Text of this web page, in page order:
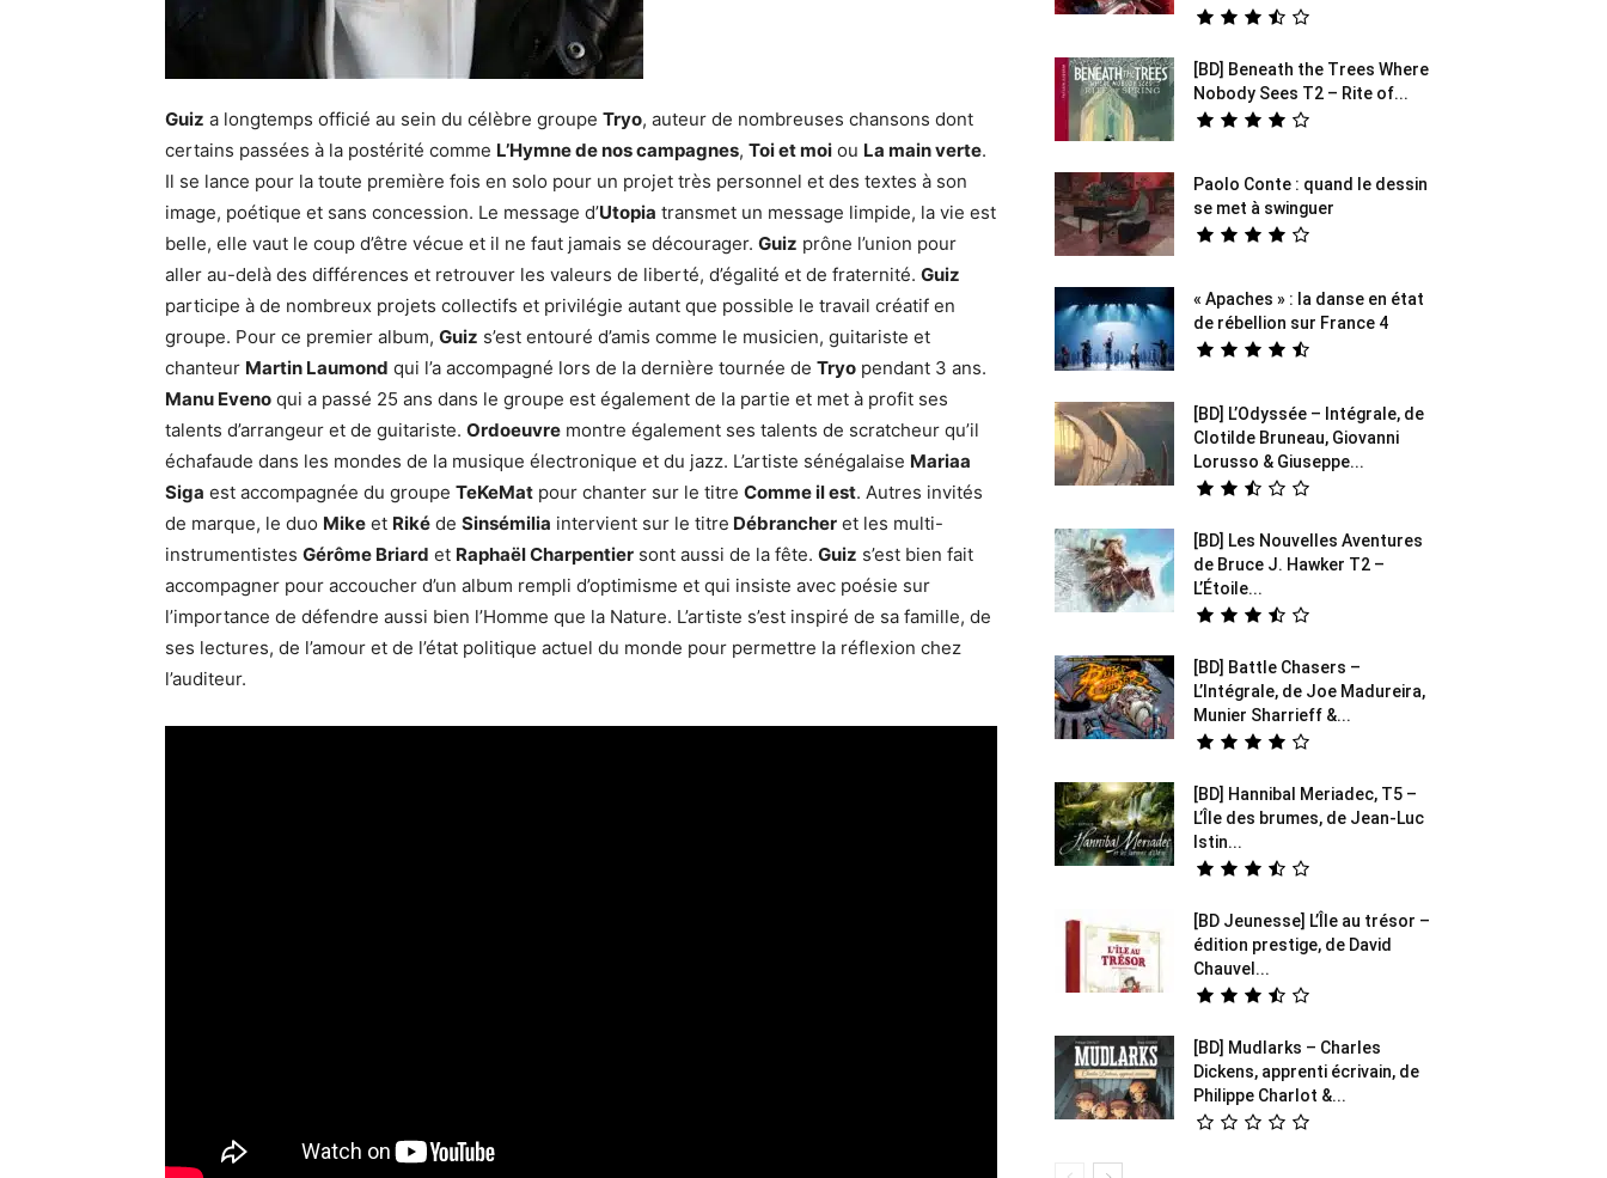
Guiz a longtemps officié au sein du célèbre groupe Tryo, auteur de nombreuses chansons dont
certains passées à la postérité comme L’Hymne de nos campagnes, Toi et moi ou La main verte.
Il se lance pour la toute première fois en solo pour un projet très personnel et des textes à son
image, poétique et sans concession. Le message d’Utopia transmet un message limpide, la vie est
belle, elle vaut le coup d’être vécue et il ne faut jamais se décourager. Guiz prône l’union pour
aller au-delà des différences et retrouver les valeurs de liberté, d’égalité et de fraternité. Guiz
participe à de nombreux projets collectifs et privilégie autant que possible le travail créatif en
groupe. Pour ce premier album, Guiz s’est entouré d’amis comme le musicien, guitariste et
chanteur Martin Laumond qui l’a accompagné lors de la dernière tournée de Tryo pendant 3 ans.
Manu Eveno qui a passé 25 ans dans le groupe est également de la partie et met à profit ses
talents d’arrangeur et de guitariste. Ordoeuvre montre également ses talents de scratcheur qu’il
échafaude dans les mondes de la musique électronique et du jazz. L’artiste sénégalaise Mariaa
Siga est accompagnée du groupe TeKeMat pour chanter sur le titre Comme il est. Autres invités
de marque, le duo Mike et Riké de Sinsémilia intervient sur le titre Débrancher et les multi-
instrumentistes Gérôme Briard et Raphaël Charpentier sont aussi de la fête. Guiz s’est bien fait
accompagner pour accoucher d’un album rempli d’optimisme et qui insiste avec poésie sur
l’importance de défendre aussi bien l’Homme que la Nature. L’artiste s’est inspiré de sa famille, de
ses lectures, de l’amour et de l’état politique actuel du monde pour permettre la réflexion chez
l’auditeur.
[BD] Beneath the Trees Where
Nobody Sees T2 – Rite of...
Paolo Conte : quand le dessin
se met à swinguer
« Apaches » : la danse en état
de rébellion sur France 4
[BD] L’Odyssée – Intégrale, de
Clotilde Bruneau, Giovanni
Lorusso & Giuseppe...
[BD] Les Nouvelles Aventures
de Bruce J. Hawker T2 –
L’Étoile...
[BD] Battle Chasers –
L’Intégrale, de Joe Madureira,
Munier Sharrieff &...
[BD] Hannibal Meriadec, T5 –
L’Île des brumes, de Jean-Luc
Istin...
[BD Jeunesse] L’Île au trésor –
édition prestige, de David
Chauvel...
[BD] Mudlarks – Charles
Dickens, apprenti écrivain, de
Philippe Charlot &...